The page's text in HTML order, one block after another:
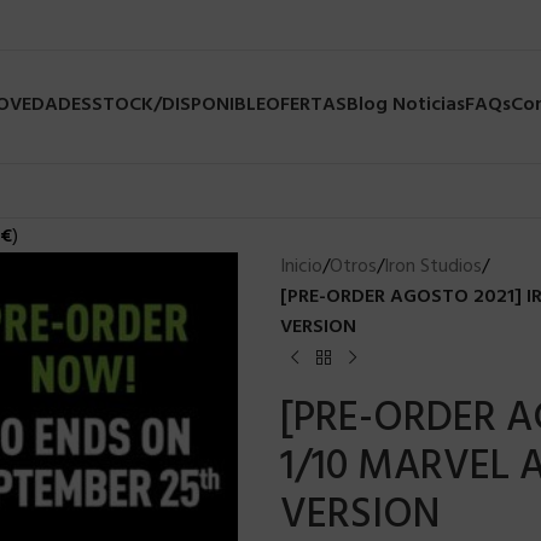
STOCK/DISPONIBLEOFERTASBlog NoticiasFAQs
€)
Inicio/Otros/Iron Studios/
[PRE-ORDER AGOSTO 2021]
VERSION
[PRE-ORDER
1/10 MARVEL
VERSION